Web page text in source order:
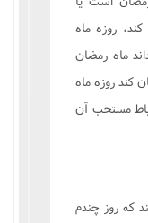
روزه ماه
ماه رمضان
کند روزه ماه
مستحب آن
که روز چندم